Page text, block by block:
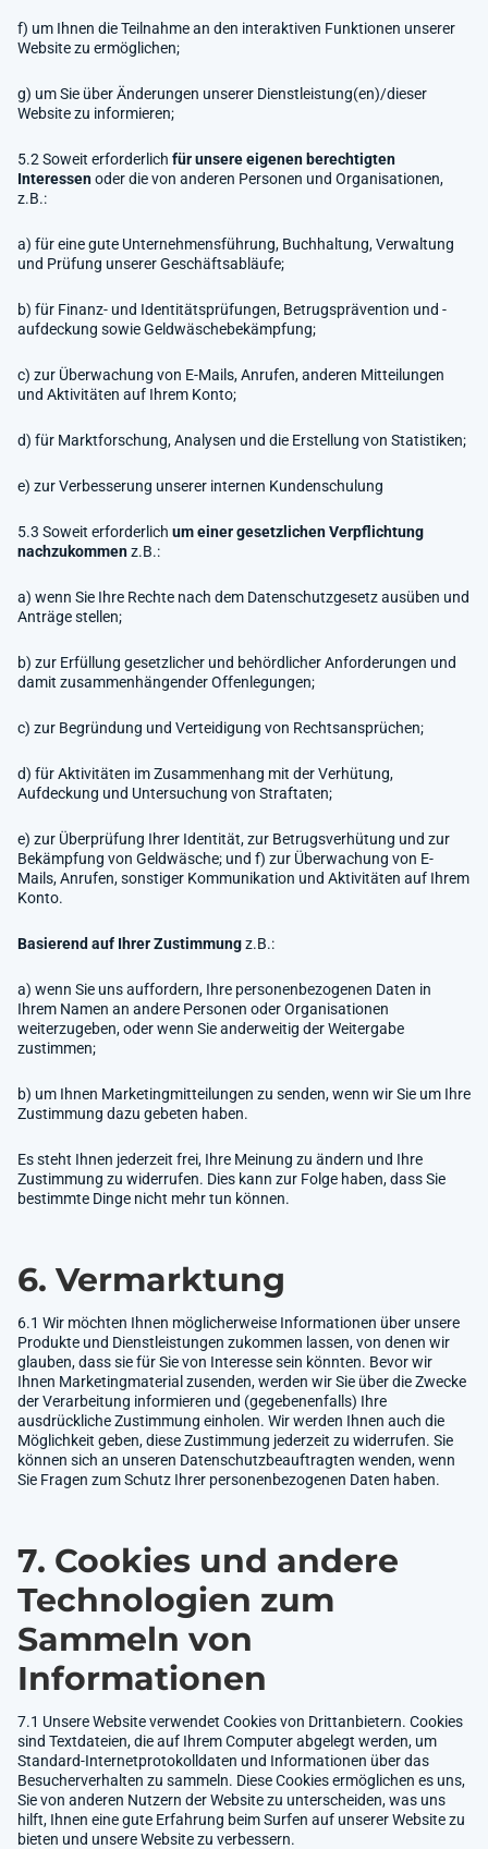
f) um Ihnen die Teilnahme an den interaktiven Funktionen unserer
Website zu ermöglichen;
g) um Sie über Änderungen unserer Dienstleistung(en)/dieser
Website zu informieren;
5.2 Soweit erforderlich für unsere eigenen berechtigten
Interessenoder die von anderen Personen und Organisationen,
z.B.:
a) für eine gute Unternehmensführung, Buchhaltung, Verwaltung
und Prüfung unserer Geschäftsabläufe;
b) für Finanz- und Identitätsprüfungen, Betrugsprävention und -
aufdeckung sowie Geldwäschebekämpfung;
c) zur Überwachung von E-Mails, Anrufen, anderen Mitteilungen
und Aktivitäten auf Ihrem Konto;
d) für Marktforschung, Analysen und die Erstellung von Statistiken;
e) zur Verbesserung unserer internen Kundenschulung
5.3 Soweit erforderlich um einer gesetzlichen Verpflichtung
nachzukommenz.B.:
a) wenn Sie Ihre Rechte nach dem Datenschutzgesetz ausüben und
Anträge stellen;
b) zur Erfüllung gesetzlicher und behördlicher Anforderungen und
damit zusammenhängender Offenlegungen;
c) zur Begründung und Verteidigung von Rechtsansprüchen;
d) für Aktivitäten im Zusammenhang mit der Verhütung,
Aufdeckung und Untersuchung von Straftaten;
e) zur Überprüfung Ihrer Identität, zur Betrugsverhütung und zur
Bekämpfung von Geldwäsche; und f) zur Überwachung von E-
Mails, Anrufen, sonstiger Kommunikation und Aktivitäten auf Ihrem
Konto.
Basierend auf Ihrer Zustimmungz.B.:
a) wenn Sie uns auffordern, Ihre personenbezogenen Daten in
Ihrem Namen an andere Personen oder Organisationen
weiterzugeben, oder wenn Sie anderweitig der Weitergabe
zustimmen;
b) um Ihnen Marketingmitteilungen zu senden, wenn wir Sie um Ihre
Zustimmung dazu gebeten haben.
Es steht Ihnen jederzeit frei, Ihre Meinung zu ändern und Ihre
Zustimmung zu widerrufen. Dies kann zur Folge haben, dass Sie
bestimmte Dinge nicht mehr tun können.
6. Vermarktung
6.1 Wir möchten Ihnen möglicherweise Informationen über unsere
Produkte und Dienstleistungen zukommen lassen, von denen wir
glauben, dass sie für Sie von Interesse sein könnten. Bevor wir
Ihnen Marketingmaterial zusenden, werden wir Sie über die Zwecke
der Verarbeitung informieren und (gegebenenfalls) Ihre
ausdrückliche Zustimmung einholen. Wir werden Ihnen auch die
Möglichkeit geben, diese Zustimmung jederzeit zu widerrufen. Sie
können sich an unseren Datenschutzbeauftragten wenden, wenn
Sie Fragen zum Schutz Ihrer personenbezogenen Daten haben.
7. Cookies und andere
Technologien zum
Sammeln von
Informationen
7.1 Unsere Website verwendet Cookies von Drittanbietern. Cookies
sind Textdateien, die auf Ihrem Computer abgelegt werden, um
Standard-Internetprotokolldaten und Informationen über das
Besucherverhalten zu sammeln. Diese Cookies ermöglichen es uns,
Sie von anderen Nutzern der Website zu unterscheiden, was uns
hilft, Ihnen eine gute Erfahrung beim Surfen auf unserer Website zu
bieten und unsere Website zu verbessern.